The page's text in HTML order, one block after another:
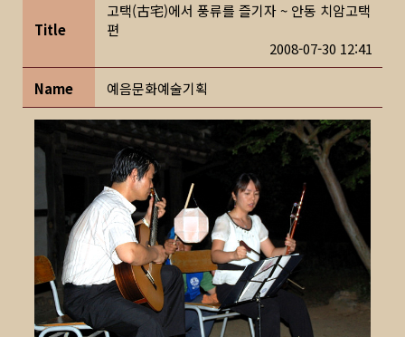
Title
고택(古宅)에서 풍류를 즐기자 ~ 안동 치암고택
편
2008-07-30 12:41
Name 예음문화예술기획